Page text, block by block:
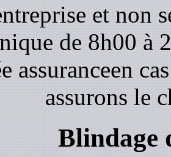
et non
de 8h00 à
assuranceen
assurons le
Blindage